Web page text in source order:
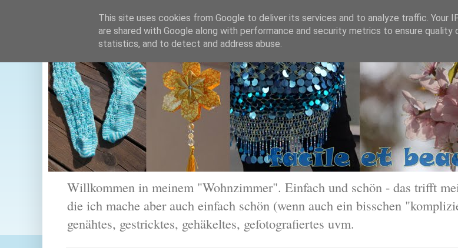
Willkommen in meinem "Wohnzimmer". Einfach und schön - das trifft
die ich mache aber auch einfach schön (wenn auch ein bisschen
genähtes, gestricktes, gehäkeltes, gefotografiertes uvm.
This site uses cookies from Google to deliver its services and to analyze traffic. Your
are shared with Google along with performance and security metrics to ensure quality
statistics, and to detect and address abuse.